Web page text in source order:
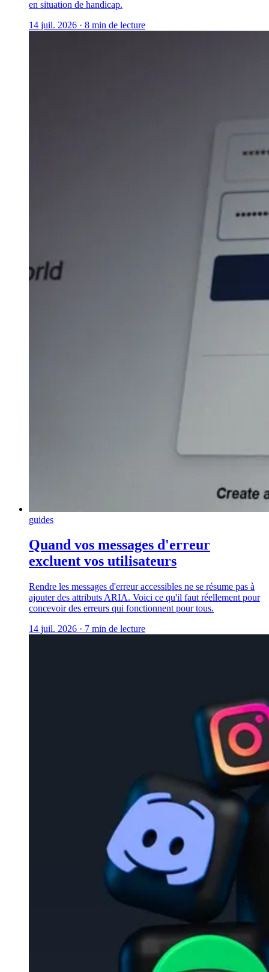
en situation de handicap.
14 juil. 2026 · 8 min de lecture
guides
Quand vos messages d'erreur
excluent vos utilisateurs
Rendre les messages d'erreur accessibles ne se résume pas à
ajouter des attributs ARIA. Voici ce qu'il faut réellement pour
concevoir des erreurs qui fonctionnent pour tous.
14 juil. 2026 · 7 min de lecture